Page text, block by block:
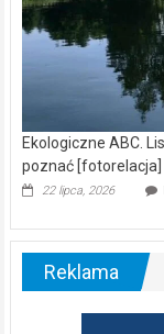
Ekologiczne ABC.
poznać [fotorelacja]
22 lipca, 2026
Reklama